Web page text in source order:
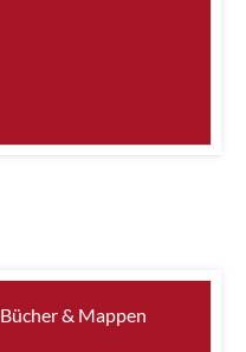
Bücher & Mappen